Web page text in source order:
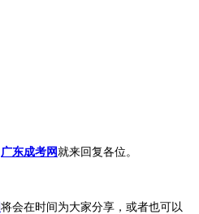
广东成考网就来回复各位。
将会在时间为大家分享，或者也可以